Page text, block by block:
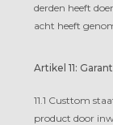
derden heeft
acht heeft
Artikel 11:
11.1 Custtom
product door